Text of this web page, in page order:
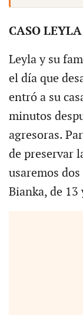
CASO
Leyla y su
el día que
entró a su
minutos
agresoras.
de preservar
usaremos
Bianka, de 13